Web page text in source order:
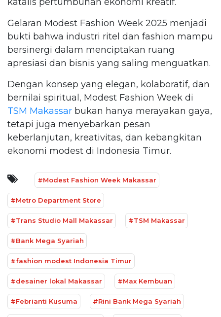
Gelaran Modest Fashion Week 2025 menjadi
bukti bahwa industri ritel dan fashion mampu
bersinergi dalam menciptakan ruang
apresiasi dan bisnis yang saling menguatkan.
Dengan konsep yang elegan, kolaboratif, dan
bernilai spiritual, Modest Fashion Week di
TSM Makassar bukan hanya merayakan gaya,
tetapi juga menyebarkan pesan
keberlanjutan, kreativitas, dan kebangkitan
ekonomi modest di Indonesia Timur.
#Modest Fashion Week Makassar
#Metro Department Store
#Trans Studio Mall Makassar #TSM Makassar
#Bank Mega Syariah
#fashion modest Indonesia Timur
#desainer lokal Makassar #Max Kembuan
#Febrianti Kusuma #Rini Bank Mega Syariah